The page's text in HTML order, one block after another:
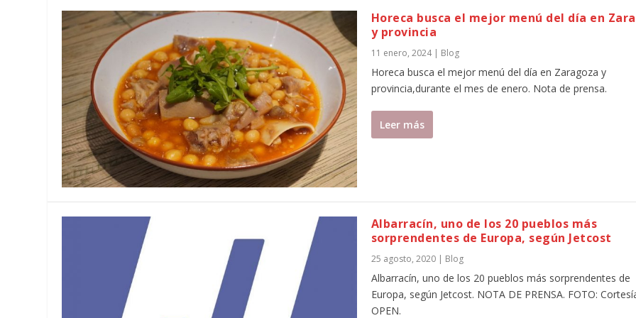
Horeca busca el mejor menú del día en
y provincia
11 enero, 2024| Blog
Horeca busca el mejor menú del día en Zaragoza y
provincia,durante el mes de enero. Nota de prensa.
Leer más
Albarracín, uno de los 20 pueblos más
sorprendentes de Europa, según Jetcost
25 agosto, 2020| Blog
Albarracín, uno de los 20 pueblos más sorprendentes de
Europa, según Jetcost. NOTA DE PRENSA. FOTO:
OPEN.